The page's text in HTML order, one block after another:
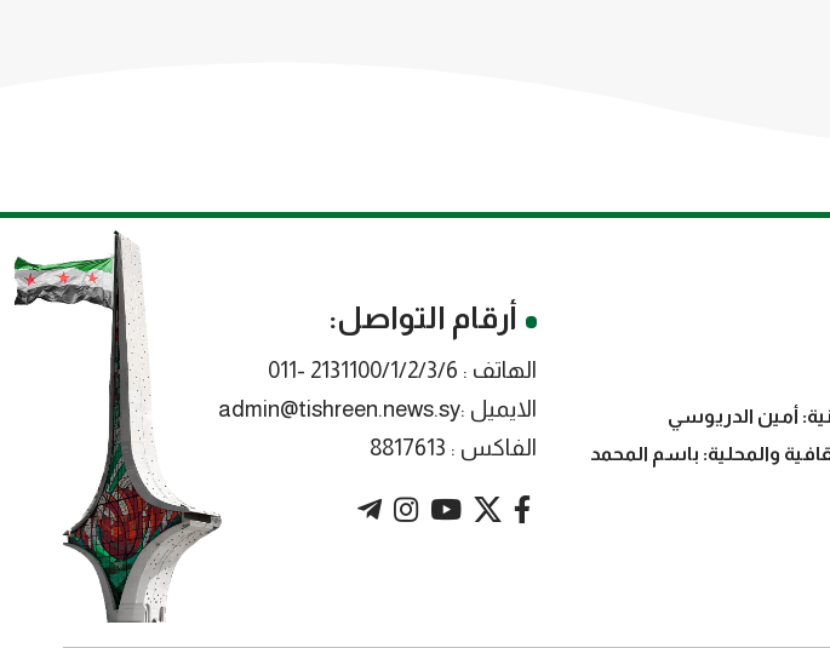
أمين الدريوسي
والمحلية: باسم المحمد
أرقام التواصل:
الهاتف : 2131100/1/2/3/6 -011
الايميل :admin@tishreen.news.sy
الفاكس : 8817613